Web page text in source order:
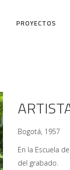
PROYECTOS
Bogotá, 1957
En la Escuela
del grabado.